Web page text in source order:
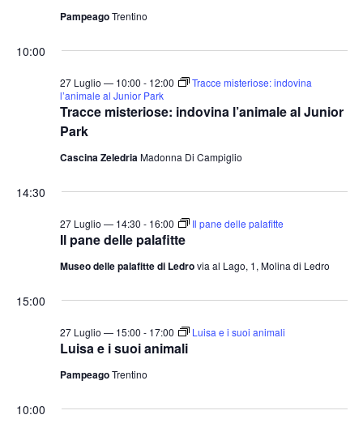
PampeagoTrentino
10:00
Tracce misteriose: indovina l’animale al Junior
Park
27 Luglio — 10:00 - 12:00
Tracce misteriose: indovina
l’animale al Junior Park
Cascina ZeledriaMadonna Di Campiglio
14:30
Il pane delle palafitte
27 Luglio — 14:30 - 16:00 Il pane delle palafitte
Museo delle palafitte di Ledrovia al Lago, 1, Molina di Ledro
15:00
Luisa e i suoi animali
27 Luglio — 15:00 - 17:00 Luisa e i suoi animali
PampeagoTrentino
10:00